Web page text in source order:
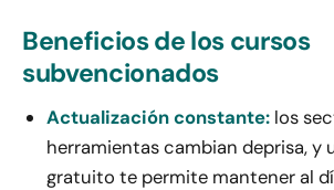
Beneficios de los cursos
subvencionados
Actualización constante: los
herramientas cambian deprisa, y
gratuito te permite mantener al